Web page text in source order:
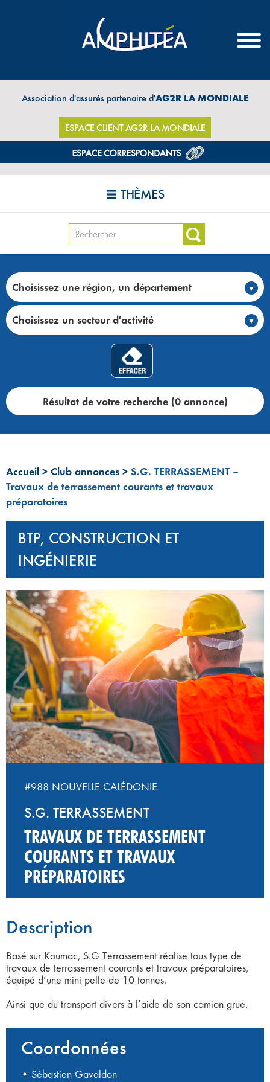
Association d'assurés partenaire d'AG2R LA MONDIALE
ESPACE CLIENT AG2R LA MONDIALE
THÈMES
Choisissez une région, un département
Choisissez un secteur d'activité
Résultat de votre recherche (0 annonce)
Accueil > Club annonces > S.G. TERRASSEMENT –
Travaux de terrassement courants et travaux
préparatoires
BTP, CONSTRUCTION ET
INGÉNIERIE
#988 NOUVELLE CALÉDONIE
S.G. TERRASSEMENT
TRAVAUX DE TERRASSEMENT
COURANTS ET TRAVAUX
PRÉPARATOIRES
Description
Basé sur Koumac, S.G Terrassement réalise tous type de
travaux de terrassement courants et travaux préparatoires,
équipé d’une mini pelle de 10 tonnes.
Ainsi que du transport divers à l’aide de son camion grue.
Coordonnées
• Sébastien Gavaldon